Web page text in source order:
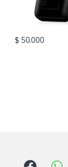
$ 50.000